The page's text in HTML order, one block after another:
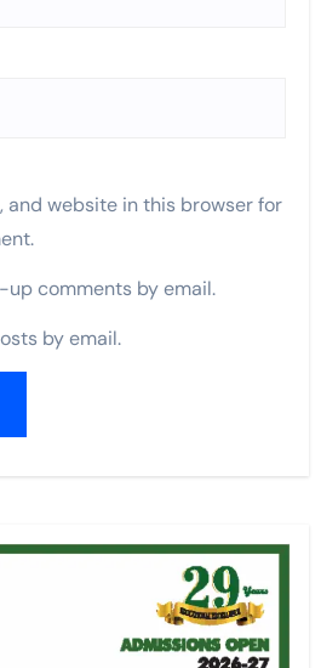
and website in this browser for
comments by email.
by email.